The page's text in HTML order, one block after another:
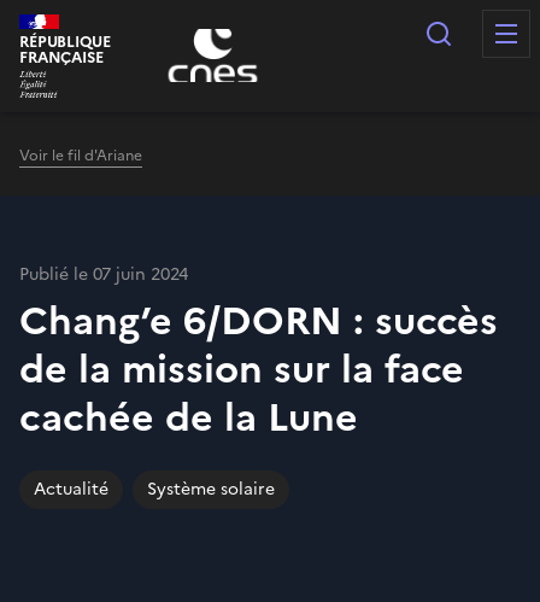
Panneau de gestion des cookies
RÉPUBLIQUE
FRANÇAISE
Voir le fil d'Ariane
Publié le 07 juin 2024
Chang’e 6/DORN : succès
de la mission sur la face
cachée de la Lune
Actualité Système solaire